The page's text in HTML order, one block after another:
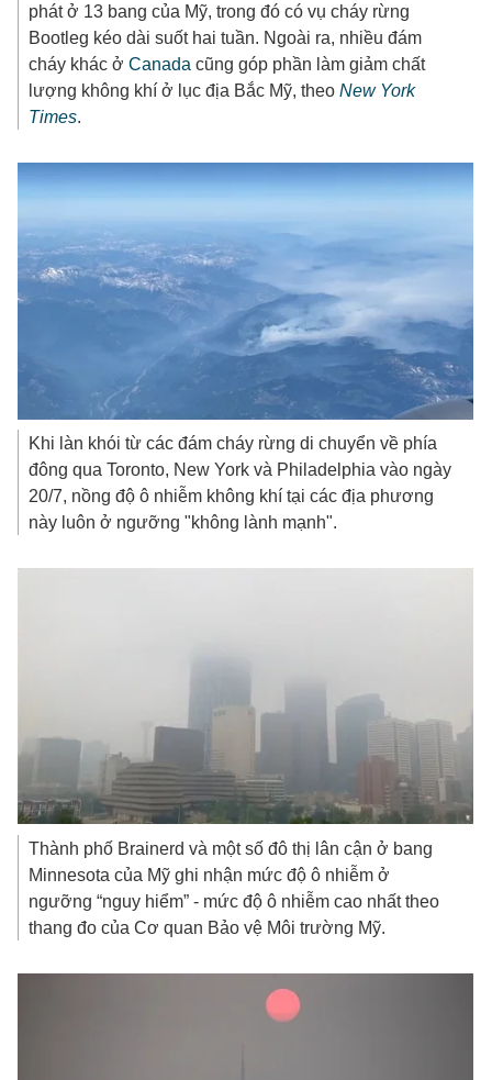
phát ở 13 bang của Mỹ, trong đó có vụ cháy rừng
Bootleg kéo dài suốt hai tuần. Ngoài ra, nhiều đám
cháy khác ởCanada cũng góp phần làm giảm chất
lượng không khí ở lục địa Bắc Mỹ, theoNew York
Times.
Khi làn khói từ các đám cháy rừng di chuyển về phía
đông qua Toronto, New York và Philadelphia vào ngày
20/7, nồng độ ô nhiễm không khí tại các địa phương
này luôn ở ngưỡng "không lành mạnh".
Thành phố Brainerd và một số đô thị lân cận ở bang
Minnesota của Mỹ ghi nhận mức độ ô nhiễm ở
ngưỡng “nguy hiểm” - mức độ ô nhiễm cao nhất theo
thang đo của Cơ quan Bảo vệ Môi trường Mỹ.